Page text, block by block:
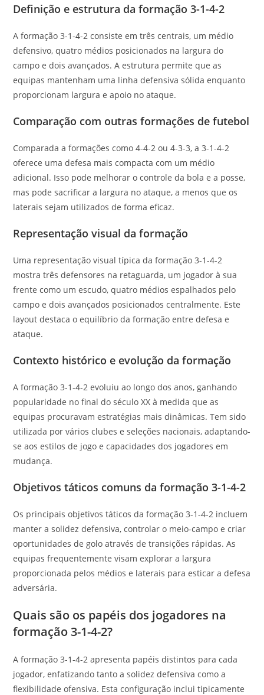
Definição e estrutura da formação 3-1-4-2
A formação 3-1-4-2 consiste em três centrais, um médio
defensivo, quatro médios posicionados na largura do
campo e dois avançados. A estrutura permite que as
equipas mantenham uma linha defensiva sólida enquanto
proporcionam largura e apoio no ataque.
Comparação com outras formações de futebol
Comparada a formações como 4-4-2 ou 4-3-3, a 3-1-4-2
oferece uma defesa mais compacta com um médio
adicional. Isso pode melhorar o controle da bola e a posse,
mas pode sacrificar a largura no ataque, a menos que os
laterais sejam utilizados de forma eficaz.
Representação visual da formação
Uma representação visual típica da formação 3-1-4-2
mostra três defensores na retaguarda, um jogador à sua
frente como um escudo, quatro médios espalhados pelo
campo e dois avançados posicionados centralmente. Este
layout destaca o equilíbrio da formação entre defesa e
ataque.
Contexto histórico e evolução da formação
A formação 3-1-4-2 evoluiu ao longo dos anos, ganhando
popularidade no final do século XX à medida que as
equipas procuravam estratégias mais dinâmicas. Tem sido
utilizada por vários clubes e seleções nacionais, adaptando-
se aos estilos de jogo e capacidades dos jogadores em
mudança.
Objetivos táticos comuns da formação 3-1-4-2
Os principais objetivos táticos da formação 3-1-4-2 incluem
manter a solidez defensiva, controlar o meio-campo e criar
oportunidades de golo através de transições rápidas. As
equipas frequentemente visam explorar a largura
proporcionada pelos médios e laterais para esticar a defesa
adversária.
Quais são os papéis dos jogadores na
formação 3-1-4-2?
A formação 3-1-4-2 apresenta papéis distintos para cada
jogador, enfatizando tanto a solidez defensiva como a
flexibilidade ofensiva. Esta configuração inclui tipicamente